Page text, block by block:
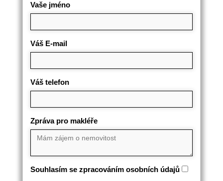
Vaše jméno
Váš E-mail
Váš telefon
Zpráva pro makléře
Souhlasím se zpracováním osobních údajů